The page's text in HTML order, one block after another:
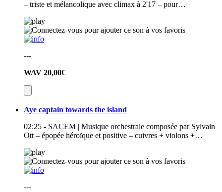
– triste et mélancolique avec climax à 2'17 – pour…
---
WAV 20,00€
Aye captain towards the island
02:25 - SACEM | Musique orchestrale composée par Sylvain
Ott – épopée héroïque et positive – cuivres + violons +…
---